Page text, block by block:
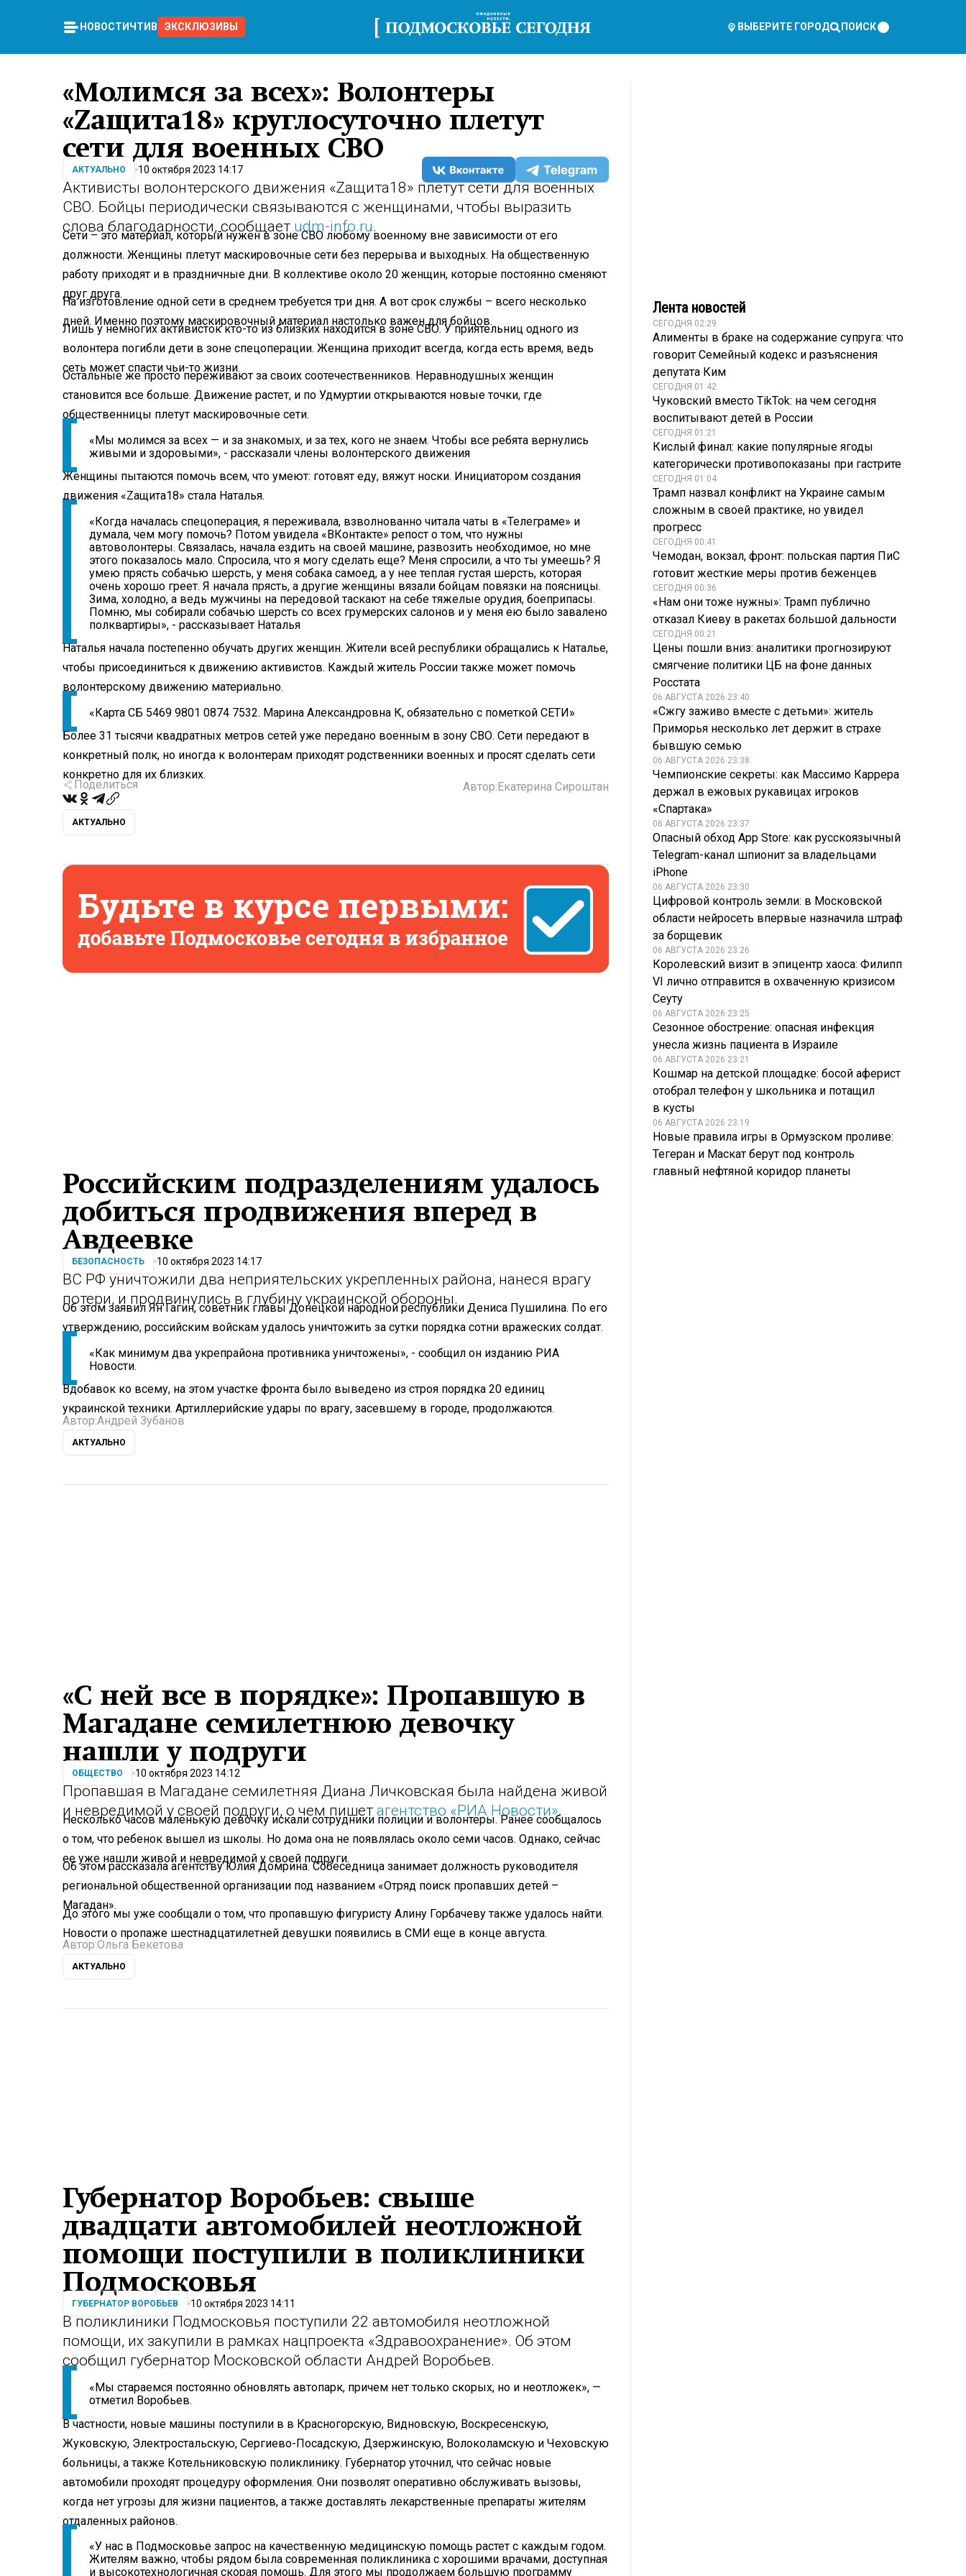
НОВОСТИ ЧТИВО ЭКСКЛЮЗИВЫ ВЫБЕРИТЕ ГОРОД ПОИСК
«Молимся за всех»: Волонтеры
«Zащита18» круглосуточно плетут
сети для военных СВО
АКТУАЛЬНО 10 октября 2023 14:17
Активисты волонтерского движения «Zащита18» плетут сети для военных
СВО. Бойцы периодически связываются с женщинами, чтобы выразить
слова благодарности, сообщает udm-info.ru.
Сети – это материал, который нужен в зоне СВО любому военному вне зависимости от его
должности. Женщины плетут маскировочные сети без перерыва и выходных. На общественную
работу приходят и в праздничные дни. В коллективе около 20 женщин, которые постоянно сменяют
друг друга.
На изготовление одной сети в среднем требуется три дня. А вот срок службы – всего несколько
дней. Именно поэтому маскировочный материал настолько важен для бойцов.
Лишь у немногих активисток кто-то из близких находится в зоне СВО. У приятельниц одного из
волонтера погибли дети в зоне спецоперации. Женщина приходит всегда, когда есть время, ведь
сеть может спасти чьи-то жизни.
Остальные же просто переживают за своих соотечественников. Неравнодушных женщин
становится все больше. Движение растет, и по Удмуртии открываются новые точки, где
общественницы плетут маскировочные сети.
«Мы молимся за всех — и за знакомых, и за тех, кого не знаем. Чтобы все ребята вернулись
живыми и здоровыми», - рассказали члены волонтерского движения
Женщины пытаются помочь всем, что умеют: готовят еду, вяжут носки. Инициатором создания
движения «Zащита18» стала Наталья.
«Когда началась спецоперация, я переживала, взволнованно читала чаты в «Телеграме» и
думала, чем могу помочь? Потом увидела «ВКонтакте» репост о том, что нужны
автоволонтеры. Связалась, начала ездить на своей машине, развозить необходимое, но мне
этого показалось мало. Спросила, что я могу сделать еще? Меня спросили, а что ты умеешь? Я
умею прясть собачью шерсть, у меня собака самоед, а у нее теплая густая шерсть, которая
очень хорошо греет. Я начала прясть, а другие женщины вязали бойцам повязки на поясницы.
Зима, холодно, а ведь мужчины на передовой таскают на себе тяжелые орудия, боеприпасы.
Помню, мы собирали собачью шерсть со всех грумерских салонов и у меня ею было завалено
полквартиры», - рассказывает Наталья
Наталья начала постепенно обучать других женщин. Жители всей республики обращались к Наталье,
чтобы присоединиться к движению активистов. Каждый житель России также может помочь
волонтерскому движению материально.
«Карта СБ 5469 9801 0874 7532. Марина Александровна К, обязательно с пометкой СЕТИ»
Более 31 тысячи квадратных метров сетей уже передано военным в зону СВО. Сети передают в
конкретный полк, но иногда к волонтерам приходят родственники военных и просят сделать сети
конкретно для их близких.
Поделиться Автор:Екатерина Сироштан
АКТУАЛЬНО
Российским подразделениям удалось
добиться продвижения вперед в
Авдеевке
БЕЗОПАСНОСТЬ 10 октября 2023 14:17
ВС РФ уничтожили два неприятельских укрепленных района, нанеся врагу
потери, и продвинулись в глубину украинской обороны.
Об этом заявил Ян Гагин, советник главы Донецкой народной республики Дениса Пушилина. По его
утверждению, российским войскам удалось уничтожить за сутки порядка сотни вражеских солдат.
«Как минимум два укрепрайона противника уничтожены», - сообщил он изданию РИА
Новости.
Вдобавок ко всему, на этом участке фронта было выведено из строя порядка 20 единиц
украинской техники. Артиллерийские удары по врагу, засевшему в городе, продолжаются.
Автор:Андрей Зубанов
АКТУАЛЬНО
«С ней все в порядке»: Пропавшую в
Магадане семилетнюю девочку
нашли у подруги
ОБЩЕСТВО 10 октября 2023 14:12
Пропавшая в Магадане семилетняя Диана Личковская была найдена живой
и невредимой у своей подруги, о чем пишет агентство «РИА Новости».
Несколько часов маленькую девочку искали сотрудники полиции и волонтеры. Ранее сообщалось
о том, что ребенок вышел из школы. Но дома она не появлялась около семи часов. Однако, сейчас
ее уже нашли живой и невредимой у своей подруги.
Об этом рассказала агентству Юлия Домрина. Собеседница занимает должность руководителя
региональной общественной организации под названием «Отряд поиск пропавших детей –
Магадан».
До этого мы уже сообщали о том, что пропавшую фигуристу Алину Горбачеву также удалось найти.
Новости о пропаже шестнадцатилетней девушки появились в СМИ еще в конце августа.
Автор:Ольга Бекетова
АКТУАЛЬНО
Губернатор Воробьев: свыше
двадцати автомобилей неотложной
помощи поступили в поликлиники
Подмосковья
ГУБЕРНАТОР ВОРОБЬЕВ 10 октября 2023 14:11
В поликлиники Подмосковья поступили 22 автомобиля неотложной
помощи, их закупили в рамках нацпроекта «Здравоохранение». Об этом
сообщил губернатор Московской области Андрей Воробьев.
«Мы стараемся постоянно обновлять автопарк, причем нет только скорых, но и неотложек», —
отметил Воробьев.
В частности, новые машины поступили в в Красногорскую, Видновскую, Воскресенскую,
Жуковскую, Электростальскую, Сергиево-Посадскую, Дзержинскую, Волоколамскую и Чеховскую
больницы, а также Котельниковскую поликлинику. Губернатор уточнил, что сейчас новые
автомобили проходят процедуру оформления. Они позволят оперативно обслуживать вызовы,
когда нет угрозы для жизни пациентов, а также доставлять лекарственные препараты жителям
отдаленных районов.
«У нас в Подмосковье запрос на качественную медицинскую помощь растет с каждым годом.
Жителям важно, чтобы рядом была современная поликлиника с хорошими врачами, доступная
и высокотехнологичная скорая помощь. Для этого мы продолжаем большую программу
Лента новостей
СЕГОДНЯ 02:29
Алименты в браке на содержание супруга: что
говорит Семейный кодекс и разъяснения
депутата Ким
СЕГОДНЯ 01:42
Чуковский вместо TikTok: на чем сегодня
воспитывают детей в России
СЕГОДНЯ 01:21
Кислый финал: какие популярные ягоды
категорически противопоказаны при гастрите
СЕГОДНЯ 01:04
Трамп назвал конфликт на Украине самым
сложным в своей практике, но увидел
прогресс
СЕГОДНЯ 00:41
Чемодан, вокзал, фронт: польская партия ПиС
готовит жесткие меры против беженцев
СЕГОДНЯ 00:36
«Нам они тоже нужны»: Трамп публично
отказал Киеву в ракетах большой дальности
СЕГОДНЯ 00:21
Цены пошли вниз: аналитики прогнозируют
смягчение политики ЦБ на фоне данных
Росстата
06 АВГУСТА 2026 23:40
«Сжгу заживо вместе с детьми»: житель
Приморья несколько лет держит в страхе
бывшую семью
06 АВГУСТА 2026 23:38
Чемпионские секреты: как Массимо Каррера
держал в ежовых рукавицах игроков
«Спартака»
06 АВГУСТА 2026 23:37
Опасный обход App Store: как русскоязычный
Telegram-канал шпионит за владельцами
iPhone
06 АВГУСТА 2026 23:30
Цифровой контроль земли: в Московской
области нейросеть впервые назначила штраф
за борщевик
06 АВГУСТА 2026 23:26
Королевский визит в эпицентр хаоса: Филипп
VI лично отправится в охваченную кризисом
Сеуту
06 АВГУСТА 2026 23:25
Сезонное обострение: опасная инфекция
унесла жизнь пациента в Израиле
06 АВГУСТА 2026 23:21
Кошмар на детской площадке: босой аферист
отобрал телефон у школьника и потащил
в кусты
06 АВГУСТА 2026 23:19
Новые правила игры в Ормузском проливе:
Тегеран и Маскат берут под контроль
главный нефтяной коридор планеты